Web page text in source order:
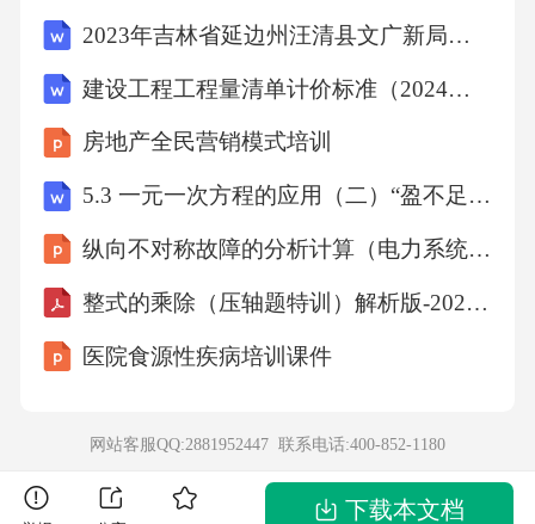
2023年吉林省延边州汪清县文广新局招聘5人高频考点历年难、易点深度预测（共500题含答案解析）模拟试卷
建设工程工程量清单计价标准（2024版）
房地产全民营销模式培训
5.3 一元一次方程的应用（二）“盈不足”问题（7大题型提分练）（原卷版）
纵向不对称故障的分析计算（电力系统故障分析课件）
整式的乘除（压轴题特训）解析版-2024-2025学年北师大版七年级数学下册
医院食源性疾病培训课件
网站客服QQ:2881952447 联系电话:400-852-1180
下载本文档